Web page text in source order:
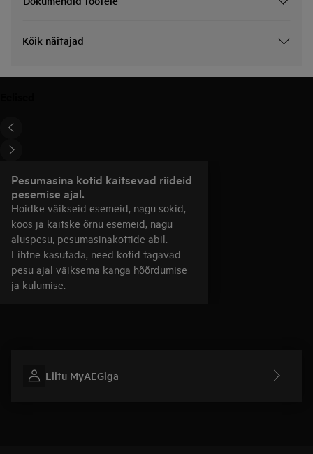
Kõik näitajad
Pesumasina kotid kaitsevad riideid
pesemise ajal.
Hoidke väikseid esemeid, nagu sokid,
koos ja kaitske õrnu esemeid, nagu
aluspesu, pesumasinakottide abil.
Lihtne kasutada, need kotid tagavad
pesu ajal väiksema kanga hõõrdumise
ja kulumise.
Liitu MyAEGiga